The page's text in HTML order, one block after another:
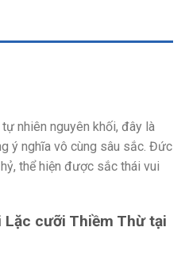
nhiên nguyên khối, đây là
ý nghĩa vô cùng sâu sắc. Đức
thể hiện được sắc thái vui
Lặc cưỡi Thiềm Thừ tại